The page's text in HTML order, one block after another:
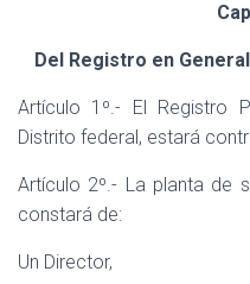
Del Registro en
Artículo 1º.- El Registro
Distrito federal, estará
Artículo 2º.- La planta de
constará de:
Un Director,